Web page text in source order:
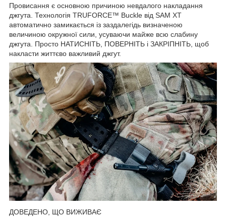
Провисання є основною причиною невдалого накладання
джгута. Технологія TRUFORCE™ Buckle від SAM XT
автоматично замикається із заздалегідь визначеною
величиною окружної сили, усуваючи майже всю слабину
джгута. Просто НАТИСНІТЬ, ПОВЕРНІТЬ і ЗАКРІПНІТЬ, щоб
накласти життєво важливий джгут.
ДОВЕДЕНО, ЩО ВИЖИВАЄ